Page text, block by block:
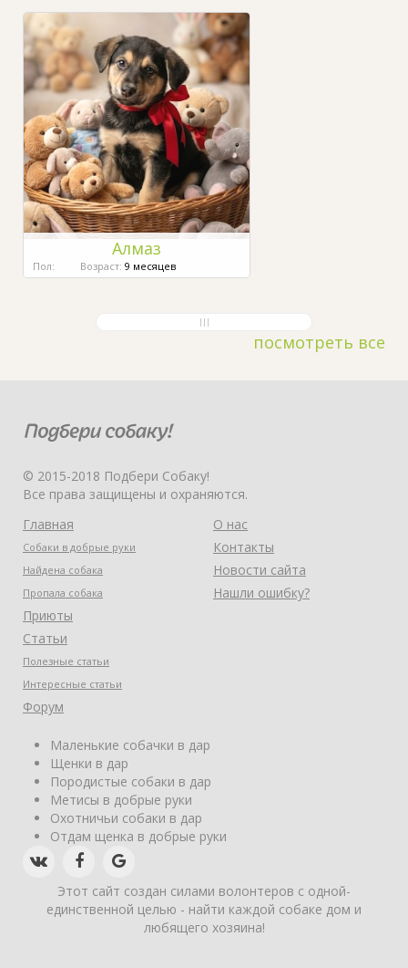
Алмаз
Пол: Возраст: 9 месяцев
посмотреть все
© 2015-2018 Подбери Собаку!
Все права защищены и охраняются.
Главная
Собаки в добрые руки
Найдена собака
Пропала собака
Приюты
Статьи
Полезные статьи
Интересные статьи
Форум
О нас
Контакты
Новости сайта
Нашли ошибку?
Маленькие собачки в дар
Щенки в дар
Породистые собаки в дар
Метисы в добрые руки
Охотничьи собаки в дар
Отдам щенка в добрые руки
Этот сайт создан силами волонтеров с одной-
единственной целью - найти каждой собаке дом и
любящего хозяина!